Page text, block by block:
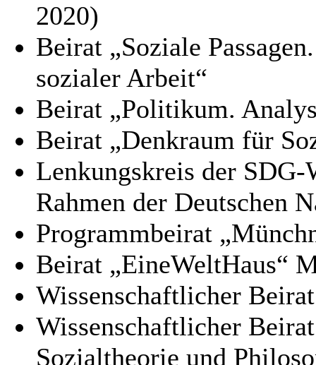
2020)
Beirat „Soziale
sozialer Arbeit“
Beirat „Politikum.
Beirat „Denkraum für
Lenkungskreis der
Rahmen der Deutschen
Programmbeirat
Beirat „EineWeltHaus“
Wissenschaftlicher
Wissenschaftlicher
Sozialtheorie und